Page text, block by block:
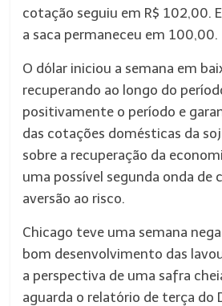
cotação seguiu em R$ 102,00.
a saca permaneceu em 100,00.
O dólar iniciou a semana em
recuperando ao longo do
positivamente o período e
das cotações domésticas da
sobre a recuperação da
uma possível segunda onda de
aversão ao risco.
Chicago teve uma semana
bom desenvolvimento das
a perspectiva de uma safra
aguarda o relatório de terça do